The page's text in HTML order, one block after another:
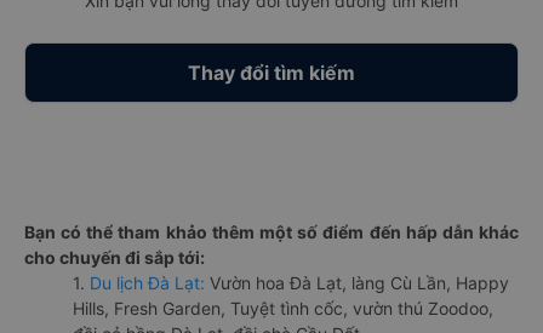
Thay đổi tìm kiếm
Bạn có thể tham khảo thêm một số điểm đến hấp dẫn khác
cho chuyến đi sắp tới:
1. Du lịch Đà Lạt: Vườn hoa Đà Lạt, làng Cù Lần, Happy
Hills, Fresh Garden, Tuyệt tình cốc, vườn thú Zoodoo,